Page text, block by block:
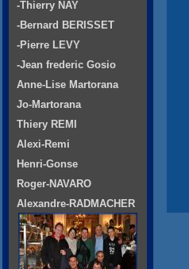
-Thierry NAY
-Bernard BERISSET
-Pierre LEVY
-Jean frederic Gosio
Anne-Lise Martorana
Jo-Martorana
Thiery REMI
Alexi-Remi
Henri-Gonse
Roger-NAVARO
Alexandre-RADMACHER